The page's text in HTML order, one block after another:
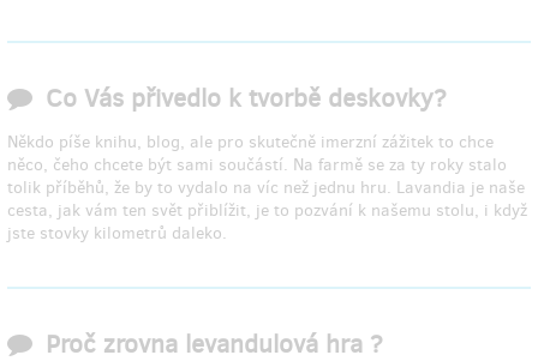
Co Vás přivedlo k tvorbě deskovky?
Někdo píše knihu, blog, ale pro skutečně imerzní zážitek to chce
něco, čeho chcete být sami součástí. Na farmě se za ty roky stalo
tolik příběhů, že by to vydalo na víc než jednu hru. Lavandia je naše
cesta, jak vám ten svět přiblížit, je to pozvání k našemu stolu, i když
jste stovky kilometrů daleko.
Proč zrovna levandulová hra ?